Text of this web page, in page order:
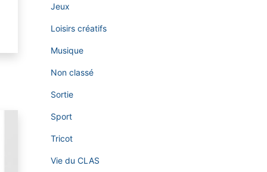
Jeux
Loisirs créatifs
Musique
Non classé
Sortie
Sport
Tricot
Vie du CLAS